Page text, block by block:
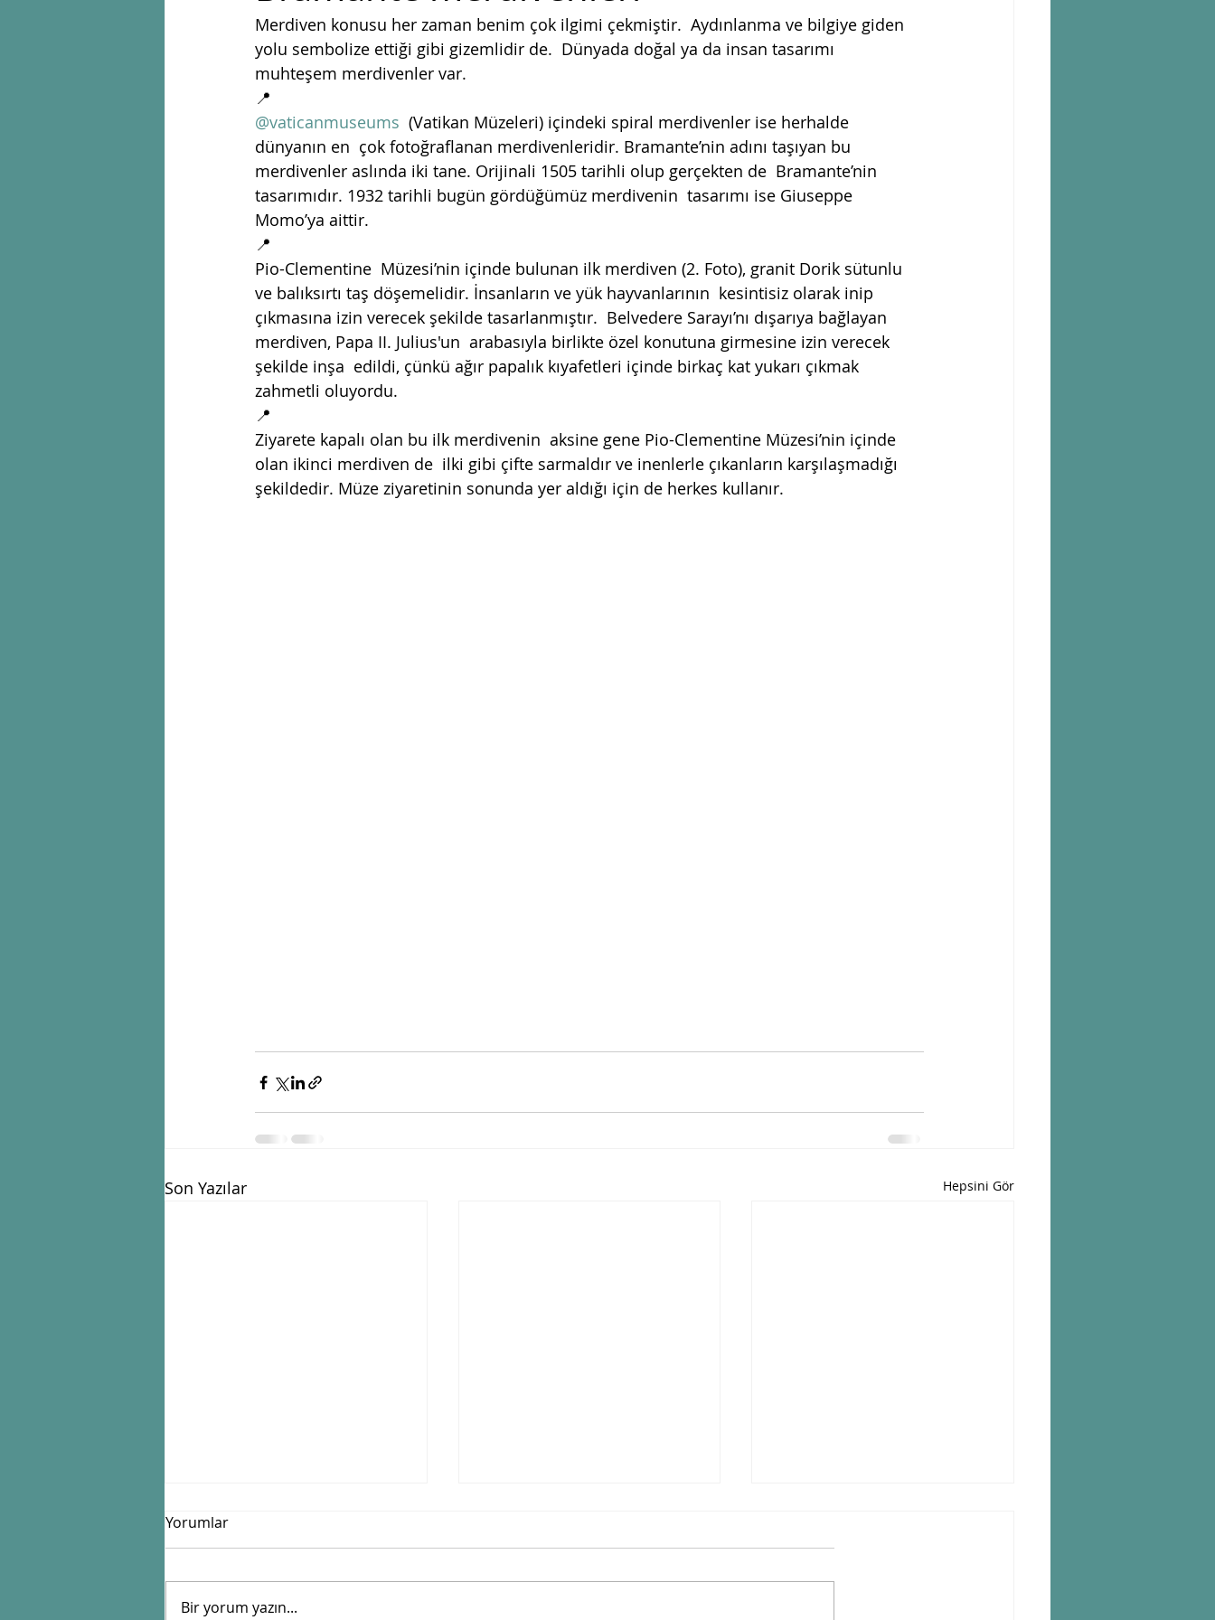
Merdiven konusu her zaman benim çok ilgimi çekmiştir.  Aydınlanma ve bilgiye giden
yolu sembolize ettiği gibi gizemlidir de.  Dünyada doğal ya da insan tasarımı
muhteşem merdivenler var.
📍
@vaticanmuseums
  (Vatikan Müzeleri) içindeki spiral merdivenler ise herhalde
dünyanın en  çok fotoğraflanan merdivenleridir. Bramante’nin adını taşıyan bu
merdivenler aslında iki tane. Orijinali 1505 tarihli olup gerçekten de  Bramante’nin
tasarımıdır. 1932 tarihli bugün gördüğümüz merdivenin  tasarımı ise Giuseppe
Momo’ya aittir.
📍
Pio-Clementine  Müzesi’nin içinde bulunan ilk merdiven (2. Foto), granit Dorik sütunlu
ve balıksırtı taş döşemelidir. İnsanların ve yük hayvanlarının  kesintisiz olarak inip
çıkmasına izin verecek şekilde tasarlanmıştır.  Belvedere Sarayı’nı dışarıya bağlayan
merdiven, Papa II. Julius'un  arabasıyla birlikte özel konutuna girmesine izin verecek
şekilde inşa  edildi, çünkü ağır papalık kıyafetleri içinde birkaç kat yukarı çıkmak
zahmetli oluyordu.
📍
Ziyarete kapalı olan bu ilk merdivenin  aksine gene Pio-Clementine Müzesi’nin içinde
olan ikinci merdiven de  ilki gibi çifte sarmaldır ve inenlerle çıkanların karşılaşmadığı
şekildedir. Müze ziyaretinin sonunda yer aldığı için de herkes kullanır.
Son Yazılar Hepsini Gör
Yorumlar
Bir yorum yazın...